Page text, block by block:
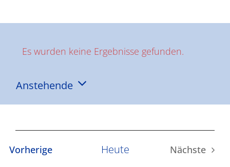
Hinweis
Es wurden keine Ergebnisse gefunden.
Anstehende
Datum
VorherigeVeranstaltungen
Heute
Nächste